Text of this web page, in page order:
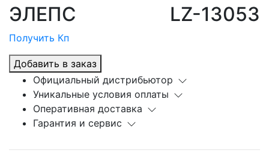
ЭЛЕПС LZ-13053
Получить Кп
Добавить в заказ
Официальный дистрибьютор
Уникальные условия оплаты
Оперативная доставка
Гарантия и сервис